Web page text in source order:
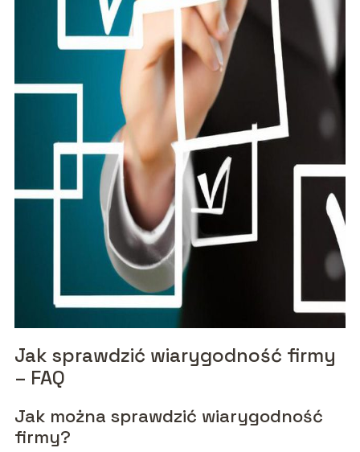
Jak sprawdzić wiarygodność firmy
– FAQ
Jak można sprawdzić wiarygodność
firmy?